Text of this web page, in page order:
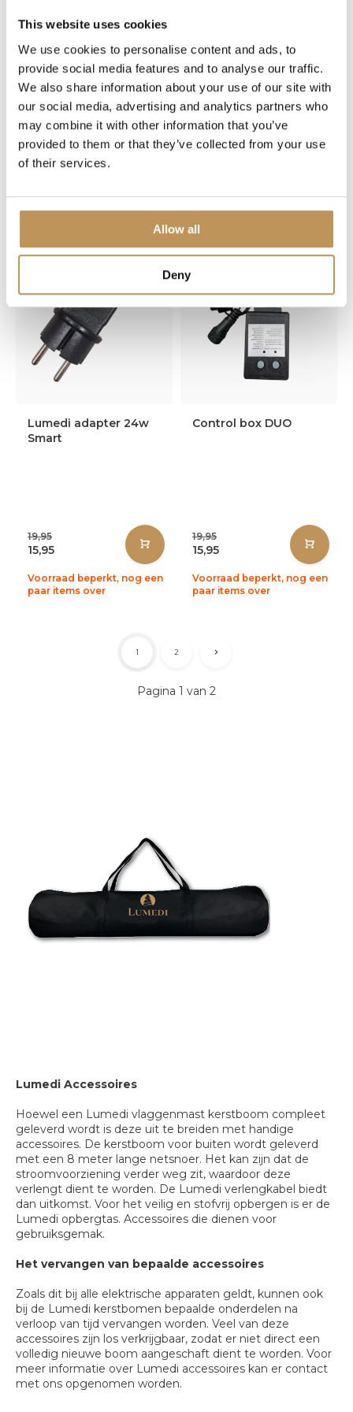
This website uses cookies
We use cookies to personalise content and ads, to
provide social media features and to analyse our traffic.
We also share information about your use of our site with
our social media, advertising and analytics partners who
may combine it with other information that you’ve
provided to them or that they’ve collected from your use
of their services.
Allow all
Deny
14,95
11,95
19,95
15,95
Lumedi adapter 24w
Smart
19,95
15,95
Voorraad beperkt, nog een
paar items over
Control box DUO
19,95
15,95
Voorraad beperkt, nog een
paar items over
Pagina 1 van 2
1 2
Lumedi Accessoires
Hoewel een Lumedi vlaggenmast kerstboom compleet
geleverd wordt is deze uit te breiden met handige
accessoires. De kerstboom voor buiten wordt geleverd
met een 8 meter lange netsnoer. Het kan zijn dat de
stroomvoorziening verder weg zit, waardoor deze
verlengt dient te worden. De Lumedi verlengkabel biedt
dan uitkomst. Voor het veilig en stofvrij opbergen is er de
Lumedi opbergtas. Accessoires die dienen voor
gebruiksgemak.
Het vervangen van bepaalde accessoires
Zoals dit bij alle elektrische apparaten geldt, kunnen ook
bij de Lumedi kerstbomen bepaalde onderdelen na
verloop van tijd vervangen worden. Veel van deze
accessoires zijn los verkrijgbaar, zodat er niet direct een
volledig nieuwe boom aangeschaft dient te worden. Voor
meer informatie over Lumedi accessoires kan er contact
met ons opgenomen worden.